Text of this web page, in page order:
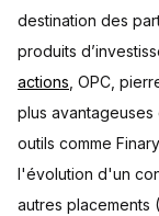
destination des
produits
actions , OPC,
plus
outils comme
l'évolution d'un
autres placements